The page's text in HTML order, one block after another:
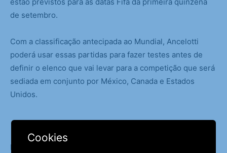
de setembro.
Com a classificação antecipada ao Mundial, Ancelotti
poderá usar essas partidas para fazer testes antes de
definir o elenco que vai levar para a competição que será
sediada em conjunto por México, Canada e Estados
Unidos.
Fonte:
Cookies